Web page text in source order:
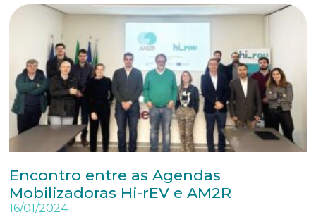
Encontro entre as Agendas
Mobilizadoras Hi-rEV e AM2R
16/01/2024